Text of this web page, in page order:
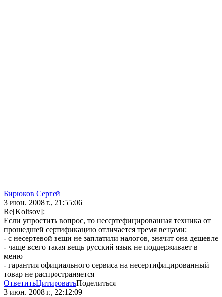
Бирюков Сергей
3 июн. 2008 г., 21:55:06
Re[Koltsov]:
Если упростить вопрос, то несертефицированная техника от
прошедшей сертификацию отличается тремя вещами:
- с несертевой вещи не заплатили налогов, значит она дешевле
- чаще всего такая вещь русский язык не поддерживает в
меню
- гарантия официального сервиса на несертифицированный
товар не распространяется
ОтветитьЦитироватьПоделиться
3 июн. 2008 г., 22:12:09